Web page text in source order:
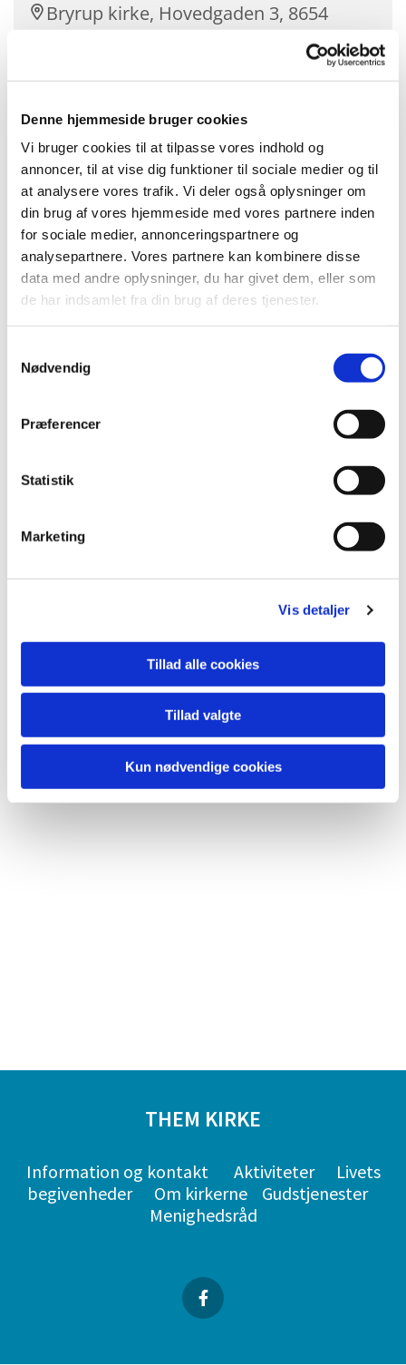
Denne hjemmeside bruger cookies
Vi bruger cookies til at tilpasse vores indhold og
annoncer, til at vise dig funktioner til sociale medier og til
at analysere vores trafik. Vi deler også oplysninger om
din brug af vores hjemmeside med vores partnere inden
for sociale medier, annonceringspartnere og
analysepartnere. Vores partnere kan kombinere disse
data med andre oplysninger, du har givet dem, eller som
de har indsamlet fra din brug af deres tjenester.
Nødvendig
Præferencer
Statistik
Marketing
Vis detaljer
Tillad alle cookies
Tillad valgte
Kun nødvendige cookies
Bryrup kirke, Hovedgaden 3, 8654
Inge Røndal
Du vil måske også kunne
lide...
THEM KIRKE
Information og kontakt Aktiviteter
Livets
begivenheder
Om kirkerne
Gudstjenester
Menighedsråd